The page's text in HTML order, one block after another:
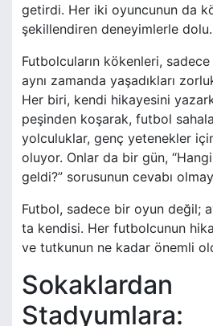
getirdi. Her iki oyuncunun da
şekillendiren deneyimlerle dolu.
Futbolcuların kökenleri,
aynı zamanda yaşadıkları
Her biri, kendi hikayesini
peşinden koşarak, futbol
yolculuklar, genç yetenekler
oluyor. Onlar da bir gün,
geldi?” sorusunun cevabı
Futbol, sadece bir oyun değil;
ta kendisi. Her futbolcunun
ve tutkunun ne kadar önemli
Sokaklardan
Stadyumlara: